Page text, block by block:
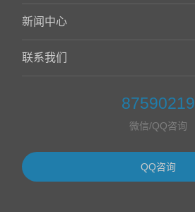
新闻中心
联系我们
87590219
微信/QQ咨询
QQ咨询